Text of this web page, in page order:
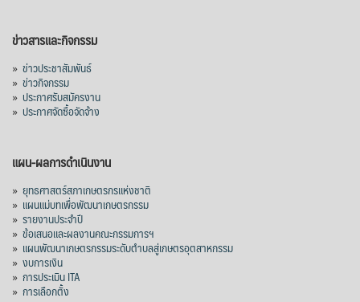
ส่งออกมันครึ่งปี 69 ปริมาณ 2.52 ล้านตัน
ลด 51.63% ยังดีที่ราคาขายดีกว่าปีก่อน
mgronline.com
View on Facebook
สภาเกษตรกรแห่งชาติ
3 days ago
คณะรัฐมนตรี อนุมัติโครงการอ่างเก็บน้ำ
คลองวังโตนด วงเงิน 7,200 ล้านบาท สะท้อน
ผลสำเร็จการผลักดันข้อเสนอเชิงนโยบายของ
ข่าวสารและกิจกรรม
» ข่าวประชาสัมพันธ์
» ข่าวกิจกรรม
» ประกาศรับสมัครงาน
» ประกาศจัดซื้อจัดจ้าง
แผน-ผลการดำเนินงาน
» ยุทธศาสตร์สภาเกษตรกรแห่งชาติ
» แผนแม่บทเพื่อพัฒนาเกษตรกรรม
» รายงานประจำปี
» ข้อเสนอและผลงานคณะกรรมการฯ
» แผนพัฒนาเกษตรกรรมระดับตำบลสู่เกษตรอุตสาหกรรม
» งบการเงิน
» การประเมิน ITA
» การเลือกตั้ง